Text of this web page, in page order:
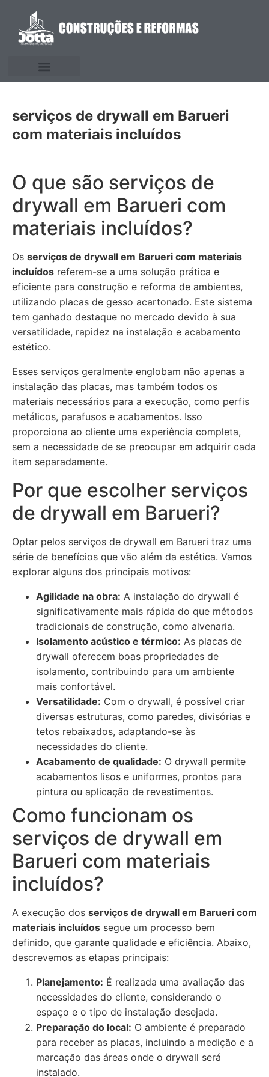
serviços de drywall em Barueri
com materiais incluídos
O que são serviços de
drywall em Barueri com
materiais incluídos?
Os serviços de drywall em Barueri com materiais
incluídos referem-se a uma solução prática e
eficiente para construção e reforma de ambientes,
utilizando placas de gesso acartonado. Este sistema
tem ganhado destaque no mercado devido à sua
versatilidade, rapidez na instalação e acabamento
estético.
Esses serviços geralmente englobam não apenas a
instalação das placas, mas também todos os
materiais necessários para a execução, como perfis
metálicos, parafusos e acabamentos. Isso
proporciona ao cliente uma experiência completa,
sem a necessidade de se preocupar em adquirir cada
item separadamente.
Por que escolher serviços
de drywall em Barueri?
Optar pelos serviços de drywall em Barueri traz uma
série de benefícios que vão além da estética. Vamos
explorar alguns dos principais motivos:
Agilidade na obra: A instalação do drywall é
significativamente mais rápida do que métodos
tradicionais de construção, como alvenaria.
Isolamento acústico e térmico: As placas de
drywall oferecem boas propriedades de
isolamento, contribuindo para um ambiente
mais confortável.
Versatilidade: Com o drywall, é possível criar
diversas estruturas, como paredes, divisórias e
tetos rebaixados, adaptando-se às
necessidades do cliente.
Acabamento de qualidade: O drywall permite
acabamentos lisos e uniformes, prontos para
pintura ou aplicação de revestimentos.
Como funcionam os
serviços de drywall em
Barueri com materiais
incluídos?
A execução dos serviços de drywall em Barueri com
materiais incluídos segue um processo bem
definido, que garante qualidade e eficiência. Abaixo,
descrevemos as etapas principais:
Planejamento: É realizada uma avaliação das
necessidades do cliente, considerando o
espaço e o tipo de instalação desejada.
Preparação do local: O ambiente é preparado
para receber as placas, incluindo a medição e a
marcação das áreas onde o drywall será
instalado.